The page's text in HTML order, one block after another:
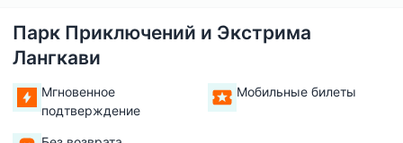
Парк Приключений и Экстрима
Лангкави
Мгновенное
подтверждение
Мобильные билеты